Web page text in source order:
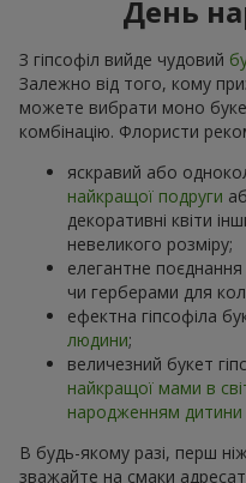
День
З гіпсофіл вийде чудовий
Залежно від того, кому
можете вибрати моно
комбінацію. Флористи
яскравий або
найкращої подруги
декоративні квіти
невеликого розміру;
елегантне поєднання
чи герберами для
ефектна гіпсофіла
людини;
величезний букет
найкращої мами в
народженням дитини
В будь-якому разі, перш
зважайте на смаки